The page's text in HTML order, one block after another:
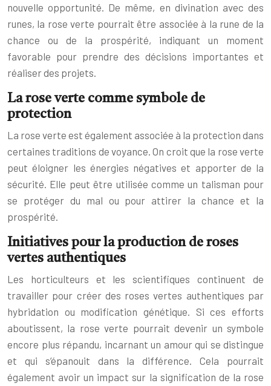
nouvelle opportunité. De même, en divination avec des
runes, la rose verte pourrait être associée à la rune de la
chance ou de la prospérité, indiquant un moment
favorable pour prendre des décisions importantes et
réaliser des projets.
La rose verte comme symbole de
protection
La rose verte est également associée à la protection dans
certaines traditions de voyance. On croit que la rose verte
peut éloigner les énergies négatives et apporter de la
sécurité. Elle peut être utilisée comme un talisman pour
se protéger du mal ou pour attirer la chance et la
prospérité.
Initiatives pour la production de roses
vertes authentiques
Les horticulteurs et les scientifiques continuent de
travailler pour créer des roses vertes authentiques par
hybridation ou modification génétique. Si ces efforts
aboutissent, la rose verte pourrait devenir un symbole
encore plus répandu, incarnant un amour qui se distingue
et qui s’épanouit dans la différence. Cela pourrait
également avoir un impact sur la signification de la rose